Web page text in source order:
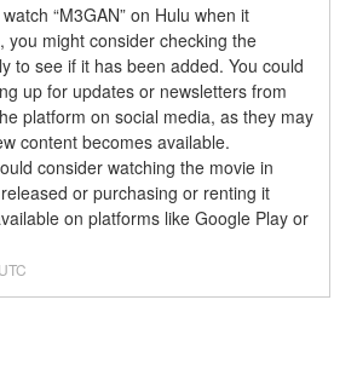
“M3GAN” on Hulu when it
you might consider checking the
to see if it has been added. You could
up for updates or newsletters from
platform on social media, as they may
content becomes available.
consider watching the movie in
or purchasing or renting it
on platforms like Google Play or
UTC